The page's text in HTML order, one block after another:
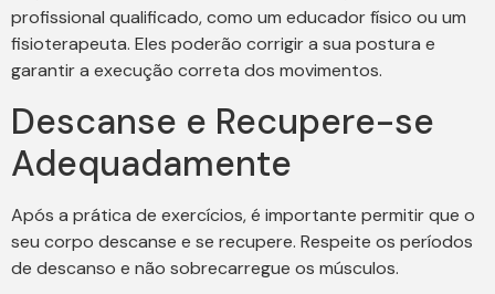
profissional qualificado, como um educador físico ou um
fisioterapeuta. Eles poderão corrigir a sua postura e
garantir a execução correta dos movimentos.
Descanse e Recupere-se
Adequadamente
Após a prática de exercícios, é importante permitir que o
seu corpo descanse e se recupere. Respeite os períodos
de descanso e não sobrecarregue os músculos.